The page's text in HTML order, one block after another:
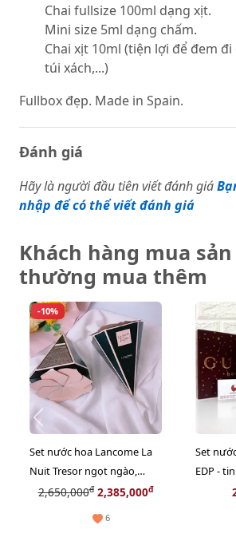
Chai fullsize 100ml dạng xịt.
Mini size 5ml dạng chấm.
Chai xịt 10ml (tiện lợi để đem
túi xách,...)
Fullbox đẹp. Made in Spain.
Đánh giá
Hãy là người đầu tiên viết đánh giá
nhập để có thể viết đánh giá
Khách hàng mua
thường mua thêm
-10%
Set nước hoa Lancome La
Nuit Tresor ngọt ngào,
sang trọng và quyến rũ -
2,650,000đ2,385,000đ
6
Set
EDP -
nữ